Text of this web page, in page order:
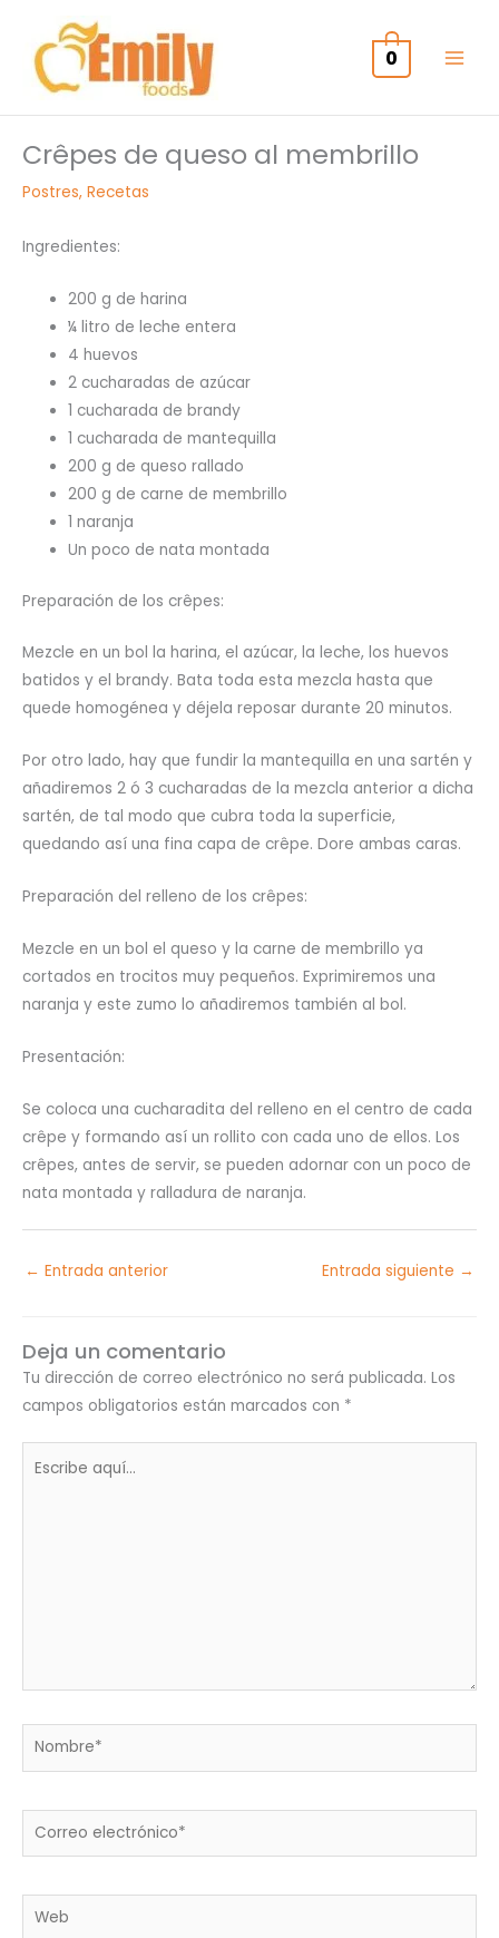
contenido
0
Crêpes de queso al membrillo
Postres, Recetas
Ingredientes:
200 g de harina
¼ litro de leche entera
4 huevos
2 cucharadas de azúcar
1 cucharada de brandy
1 cucharada de mantequilla
200 g de queso rallado
200 g de carne de membrillo
1 naranja
Un poco de nata montada
Preparación de los crêpes:
Mezcle en un bol la harina, el azúcar, la leche, los huevos
batidos y el brandy. Bata toda esta mezcla hasta que
quede homogénea y déjela reposar durante 20 minutos.
Por otro lado, hay que fundir la mantequilla en una sartén y
añadiremos 2 ó 3 cucharadas de la mezcla anterior a dicha
sartén, de tal modo que cubra toda la superficie,
quedando así una fina capa de crêpe. Dore ambas caras.
Preparación del relleno de los crêpes:
Mezcle en un bol el queso y la carne de membrillo ya
cortados en trocitos muy pequeños. Exprimiremos una
naranja y este zumo lo añadiremos también al bol.
Presentación:
Se coloca una cucharadita del relleno en el centro de cada
crêpe y formando así un rollito con cada uno de ellos. Los
crêpes, antes de servir, se pueden adornar con un poco de
nata montada y ralladura de naranja.
← Entrada anterior Entrada siguiente →
Deja un comentario
Tu dirección de correo electrónico no será publicada. Los
campos obligatorios están marcados con *
Nombre*
Correo
Web